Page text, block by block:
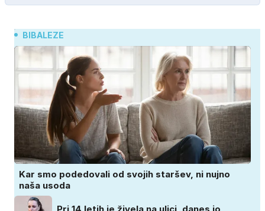
BIBALEZE
Kar smo podedovali od svojih staršev, ni nujno
naša usoda